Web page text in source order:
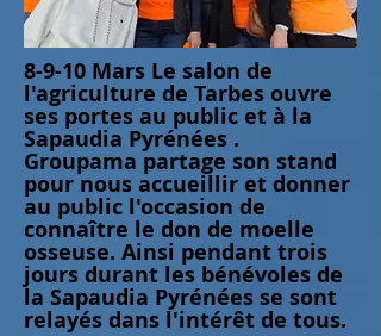
8-9-10 Mars Le salon de
l'agriculture de Tarbes ouvre
ses portes au public et à la
Sapaudia Pyrénées .
Groupama partage son stand
pour nous accueillir et donner
au public l'occasion de
connaître le don de moelle
osseuse. Ainsi pendant trois
jours durant les bénévoles de
la Sapaudia Pyrénées se sont
relayés dans l'intérêt de tous.